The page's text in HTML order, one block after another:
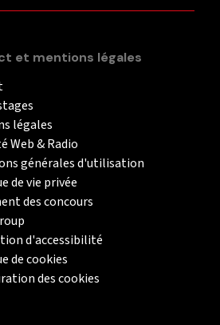
et mentions légales
légales
Web & Radio
générales d'utilisation
de vie privée
des concours
d'accessibilité
de cookies
des cookies